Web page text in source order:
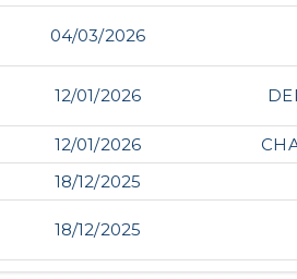
04/03/2026
12/01/2026
12/01/2026
18/12/2025
18/12/2025